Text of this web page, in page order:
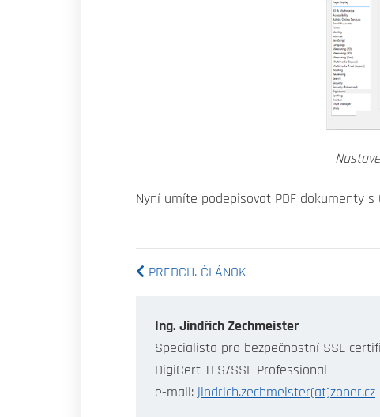
Nyní umíte podepisovat PDF dokumenty
PREDCH. ČLÁNOK
Ing. Jindřich Zechmeister
Specialista pro bezpečnostní SSL
DigiCert TLS/SSL Professional
e-mail: jindrich.zechmeister(at)zoner.cz